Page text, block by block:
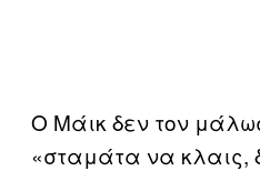
Ο Μάικ δεν τον
«σταμάτα να κλαις,